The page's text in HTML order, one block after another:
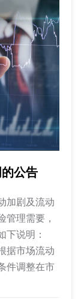
公告
加剧及流动
管理需要，
下说明：
据市场流动
件调整在市